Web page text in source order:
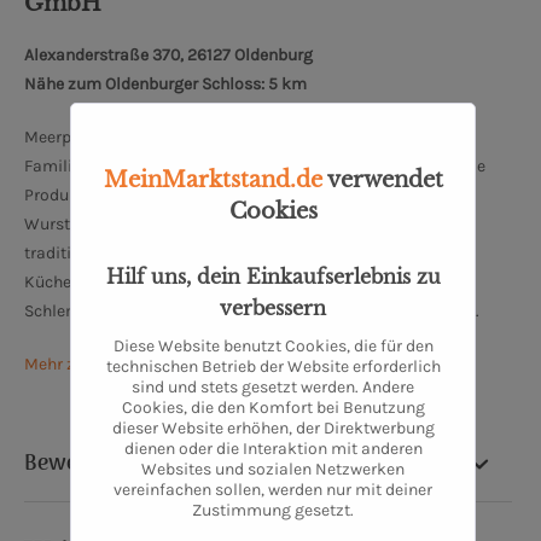
Alexanderstraße 370, 26127 Oldenburg
Nähe zum Oldenburger Schloss: 5 km
Meerpohl schreibt bereits seit mehr als 100 Jahren
Familiengeschichte und ist eine feste Größe in Oldenburg. Die
Produktpalette bei Meerpohl reicht von Fleisch- und
Wurstspezialitäten über hausgemachte Convienence bis zu
traditionell nach altem Rezept hergestellten
Küchenerzeugnissen. Traditionelle und moderne
Schlemmerküchenqualität findet man hier zu fairen Preisen.
Mehr zu Meerpohl Spezialitäten-Fleischerei
Bewertung
MeinMarktstand.deverwendet
Cookies
Hilf uns, dein Einkaufserlebnis zu
verbessern
Diese Website benutzt Cookies, die für den
technischen Betrieb der Website erforderlich
sind und stets gesetzt werden. Andere
Cookies, die den Komfort bei Benutzung
dieser Website erhöhen, der Direktwerbung
dienen oder die Interaktion mit anderen
Websites und sozialen Netzwerken
vereinfachen sollen, werden nur mit deiner
Zustimmung gesetzt.